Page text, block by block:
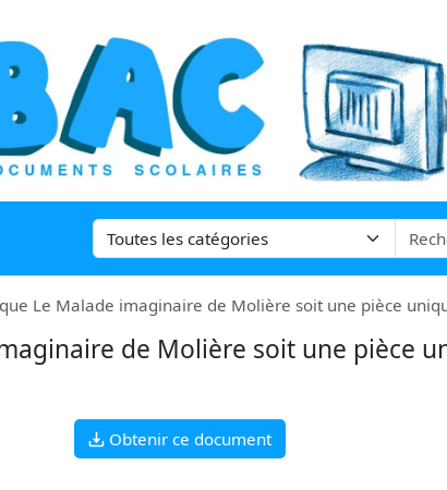
Le Malade imaginaire de Molière soit une pièce
de Molière soit une pièce
Obtenir ce document